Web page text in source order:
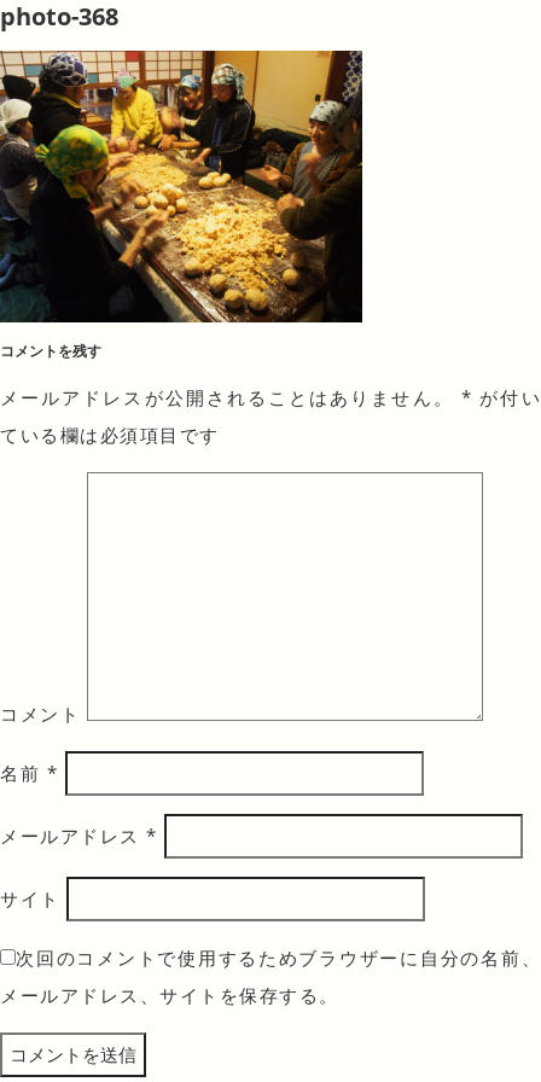
photo-368
コメントを残す
メールアドレスが公開されることはありません。 * が付い
ている欄は必須項目です
コメント
名前 *
メールアドレス *
サイト
次回のコメントで使用するためブラウザーに自分の名前、
メールアドレス、サイトを保存する。